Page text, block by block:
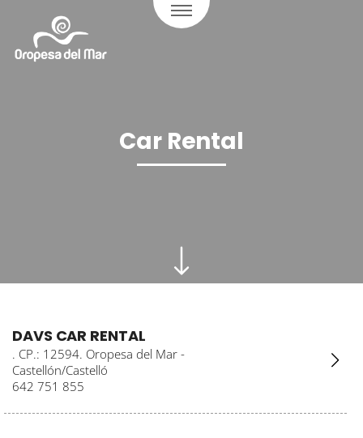
Car Rental
DAVS CAR RENTAL
. CP.: 12594. Oropesa del Mar -
Castellón/Castelló
642 751 855